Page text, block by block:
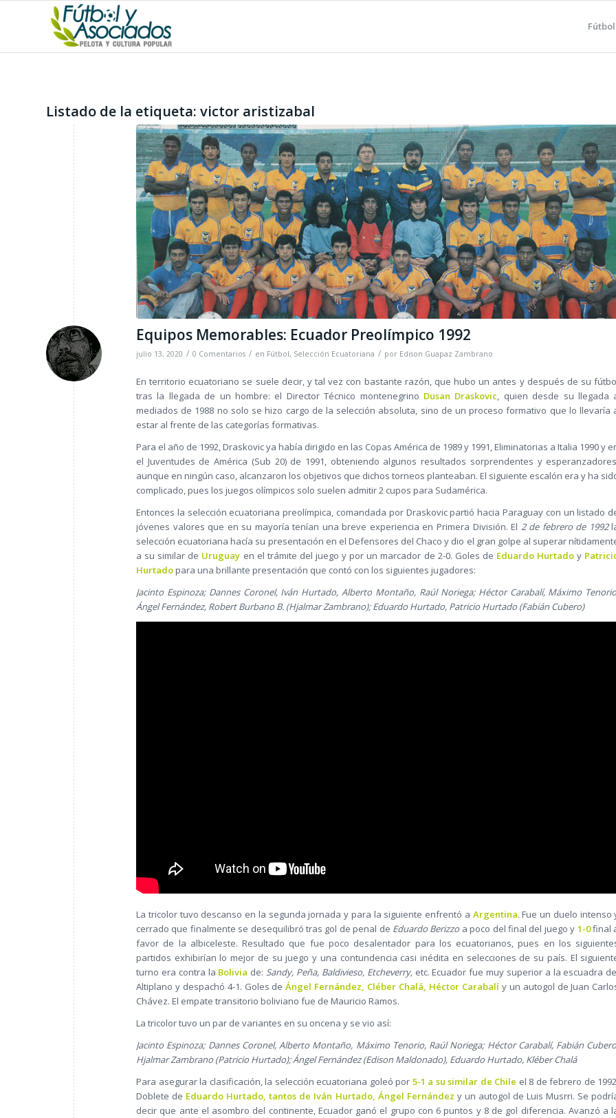
Fútbol
Listado de la etiqueta: victor aristizabal
Equipos Memorables: Ecuador Preolímpico 1992
julio 13, 2020 / 0 Comentarios / en Fútbol, Selección Ecuatoriana / por Edison Guapaz Zambrano
En territorio ecuatoriano se suele decir, y tal vez con bastante razón, que hubo un antes y después de su
tras la llegada de un hombre: el Director Técnico montenegrino Dusan Draskovic, quien desde su llegada
mediados de 1988 no solo se hizo cargo de la selección absoluta, sino de un proceso formativo que lo llevaría
estar al frente de las categorías formativas.
Para el año de 1992, Draskovic ya había dirigido en las Copas América de 1989 y 1991, Eliminatorias a Italia 1990 y
el Juventudes de América (Sub 20) de 1991, obteniendo algunos resultados sorprendentes y
aunque en ningún caso, alcanzaron los objetivos que dichos torneos planteaban. El siguiente escalón era y ha
complicado, pues los juegos olímpicos solo suelen admitir 2 cupos para Sudamérica.
Entonces la selección ecuatoriana preolímpica, comandada por Draskovic partió hacia Paraguay con un listado
jóvenes valores que en su mayoría tenían una breve experiencia en Primera División. El 2 de febrero de 1992
selección ecuatoriana hacía su presentación en el Defensores del Chaco y dio el gran golpe al superar
a su similar de Uruguay en el trámite del juego y por un marcador de 2-0. Goles de Eduardo Hurtado y
Hurtadopara una brillante presentación que contó con los siguientes jugadores:
Jacinto Espinoza; Dannes Coronel, Iván Hurtado, Alberto Montaño, Raúl Noriega; Héctor Carabalí, Máximo
Ángel Fernández, Robert Burbano B. (Hjalmar Zambrano); Eduardo Hurtado, Patricio Hurtado (Fabián Cubero)
La tricolor tuvo descanso en la segunda jornada y para la siguiente enfrentó a Argentina. Fue un duelo intenso
cerrado que finalmente se desequilibró tras gol de penal de Eduardo Berizzo a poco del final del juego y 1-0final
favor de la albiceleste. Resultado que fue poco desalentador para los ecuatorianos, pues en los
partidos exhibirían lo mejor de su juego y una contundencia casi inédita en selecciones de su país. El
turno era contra la Bolivia de: Sandy, Peña, Baldivieso, Etcheverry,etc. Ecuador fue muy superior a la escuadra
Altiplano y despachó 4-1. Goles deÁngel Fernández, Cléber Chalá, Héctor Carabalíy un autogol de Juan
Chávez. El empate transitorio boliviano fue de Mauricio Ramos.
La tricolor tuvo un par de variantes en su oncena y se vio así:
Jacinto Espinoza; Dannes Coronel, Alberto Montaño, Máximo Tenorio, Raúl Noriega; Héctor Carabalí, Fabián
Hjalmar Zambrano (Patricio Hurtado); Ángel Fernández (Edison Maldonado), Eduardo Hurtado, Kléber Chalá
Para asegurar la clasificación, la selección ecuatoriana goleó por 5-1 a su similar de Chile el 8 de febrero de
Doblete de Eduardo Hurtado, tantos de Iván Hurtado, Ángel Fernández y un autogol de Luis Musrri. Se
decir que ante el asombro del continente, Ecuador ganó el grupo con 6 puntos y 8 de gol diferencia. Avanzó a